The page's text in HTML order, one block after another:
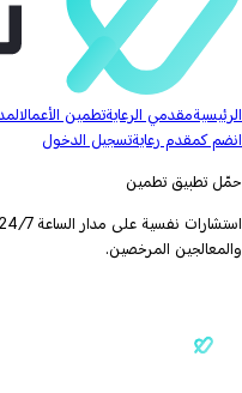
الرئيسيةمقدمي الرعايةتطمين الأعمال
انضم كمقدم رعايةتسجيل الدخول
حمّل تطبيق تطمين
والمعالجين المرخصين.